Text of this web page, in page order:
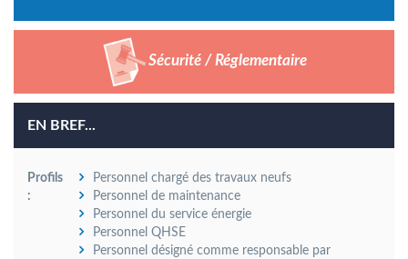
Sécurité / Réglementaire
EN BREF...
Profils
:
Personnel chargé des travaux neufs
Personnel de maintenance
Personnel du service énergie
Personnel QHSE
Personnel désigné comme responsable par